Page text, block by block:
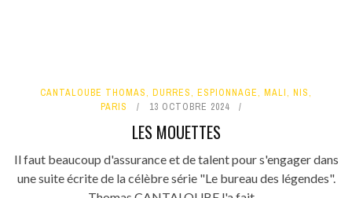
CANTALOUBE THOMAS, DURRES, ESPIONNAGE, MALI, NIS,
PARIS
13 OCTOBRE 2024
LES MOUETTES
Il faut beaucoup d'assurance et de talent pour s'engager dans
une suite écrite de la célèbre série "Le bureau des légendes".